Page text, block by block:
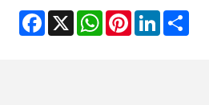
Facebook
X WhatsAppPinterestLinkedIn